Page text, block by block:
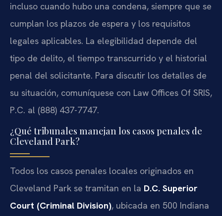
incluso cuando hubo una condena, siempre que se
cumplan los plazos de espera y los requisitos
legales aplicables. La elegibilidad depende del
tipo de delito, el tiempo transcurrido y el historial
penal del solicitante. Para discutir los detalles de
su situación, comuníquese con Law Offices Of SRIS,
P.C. al (888) 437-7747.
¿Qué tribunales manejan los casos penales de
Cleveland Park?
Todos los casos penales locales originados en
Cleveland Park se tramitan en la D.C. Superior
Court (Criminal Division), ubicada en 500 Indiana